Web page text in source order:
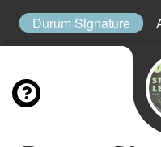
Durum Signature